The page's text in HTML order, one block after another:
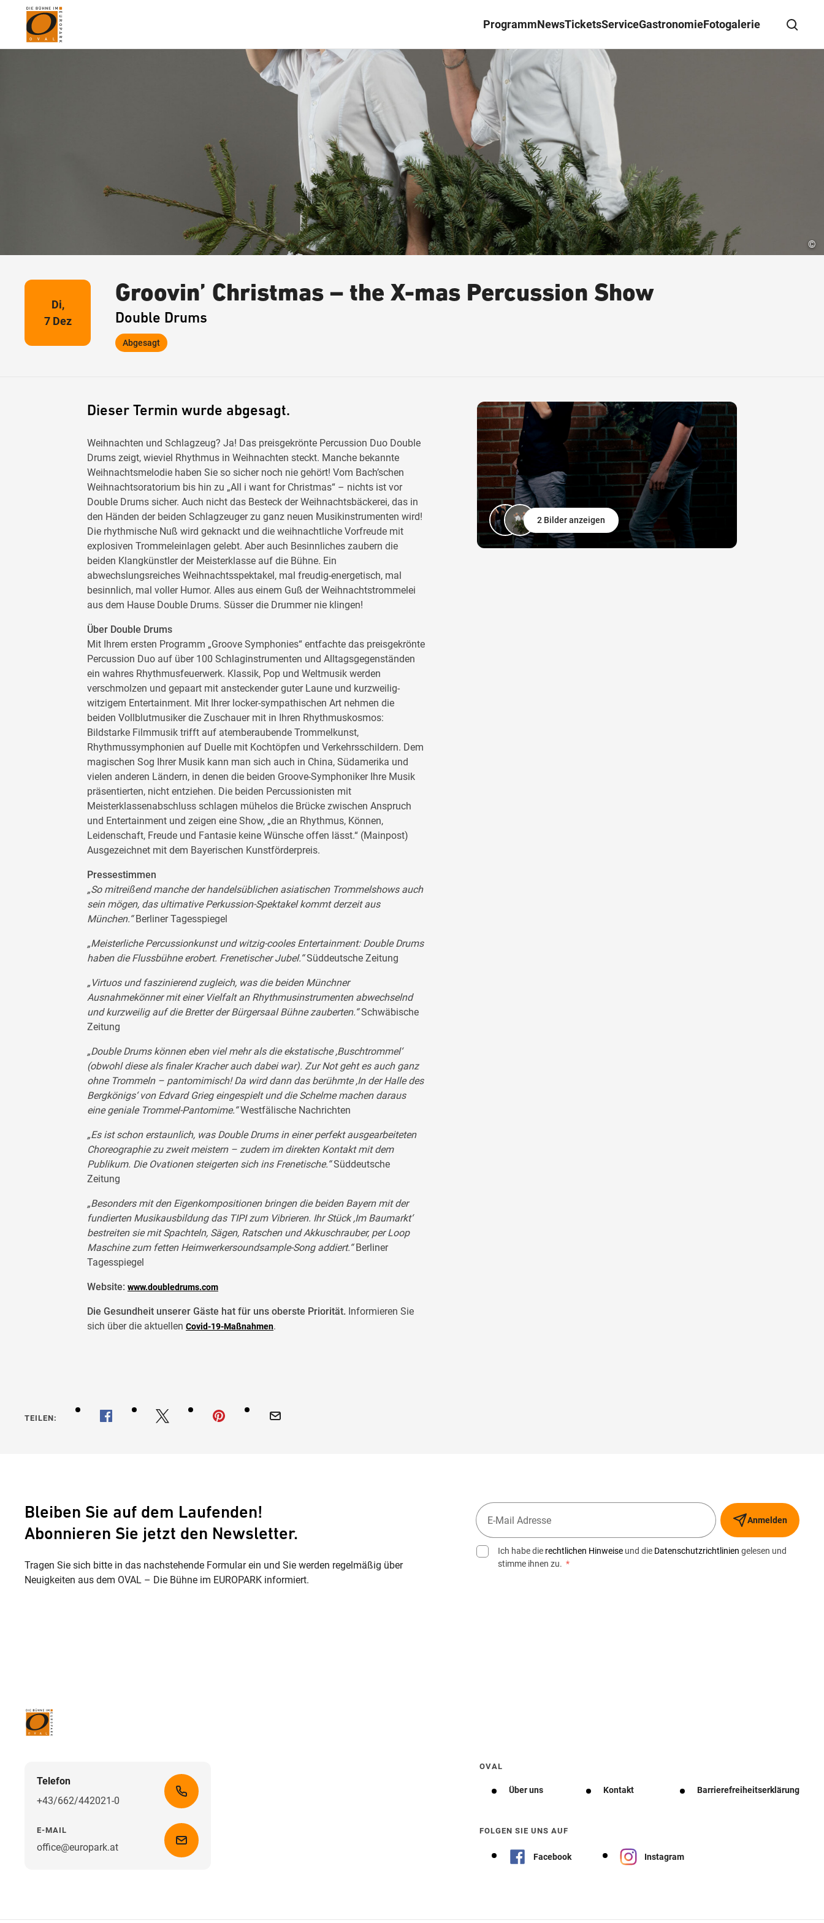
ProgrammNewsTicketsServiceGastronomieFotogalerie
Suche schließen
©
Di,
7 Dez
Groovin’ Christmas – the X-mas Percussion Show
Double Drums
Abgesagt
Dieser Termin wurde abgesagt.
Weihnachten und Schlagzeug? Ja! Das preisgekrönte Percussion Duo Double
Drums zeigt, wieviel Rhythmus in Weihnachten steckt. Manche bekannte
Weihnachtsmelodie haben Sie so sicher noch nie gehört! Vom Bach’schen
Weihnachtsoratorium bis hin zu „All i want for Christmas“ – nichts ist vor
Double Drums sicher. Auch nicht das Besteck der Weihnachtsbäckerei, das in
den Händen der beiden Schlagzeuger zu ganz neuen Musikinstrumenten wird!
Die rhythmische Nuß wird geknackt und die weihnachtliche Vorfreude mit
explosiven Trommeleinlagen gelebt. Aber auch Besinnliches zaubern die
beiden Klangkünstler der Meisterklasse auf die Bühne. Ein
abwechslungsreiches Weihnachtsspektakel, mal freudig-energetisch, mal
besinnlich, mal voller Humor. Alles aus einem Guß der Weihnachtstrommelei
aus dem Hause Double Drums. Süsser die Drummer nie klingen!
Über Double Drums
Mit Ihrem ersten Programm „Groove Symphonies“ entfachte das preisgekrönte
Percussion Duo auf über 100 Schlaginstrumenten und Alltagsgegenständen
ein wahres Rhythmusfeuerwerk. Klassik, Pop und Weltmusik werden
verschmolzen und gepaart mit ansteckender guter Laune und kurzweilig-
witzigem Entertainment. Mit Ihrer locker-sympathischen Art nehmen die
beiden Vollblutmusiker die Zuschauer mit in Ihren Rhythmuskosmos:
Bildstarke Filmmusik trifft auf atemberaubende Trommelkunst,
Rhythmussymphonien auf Duelle mit Kochtöpfen und Verkehrsschildern. Dem
magischen Sog Ihrer Musik kann man sich auch in China, Südamerika und
vielen anderen Ländern, in denen die beiden Groove-Symphoniker Ihre Musik
präsentierten, nicht entziehen. Die beiden Percussionisten mit
Meisterklassenabschluss schlagen mühelos die Brücke zwischen Anspruch
und Entertainment und zeigen eine Show, „die an Rhythmus, Können,
Leidenschaft, Freude und Fantasie keine Wünsche offen lässt.“ (Mainpost)
Ausgezeichnet mit dem Bayerischen Kunstförderpreis.
Pressestimmen
„So mitreißend manche der handelsüblichen asiatischen Trommelshows auch
sein mögen, das ultimative Perkussion-Spektakel kommt derzeit aus
München.“Berliner Tagesspiegel
„Meisterliche Percussionkunst und witzig-cooles Entertainment: Double Drums
haben die Flussbühne erobert. Frenetischer Jubel.“Süddeutsche Zeitung
„Virtuos und faszinierend zugleich, was die beiden Münchner
Ausnahmekönner mit einer Vielfalt an Rhythmusinstrumenten abwechselnd
und kurzweilig auf die Bretter der Bürgersaal Bühne zauberten.“Schwäbische
Zeitung
„Double Drums können eben viel mehr als die ekstatische ,Buschtrommel‘
(obwohl diese als finaler Kracher auch dabei war). Zur Not geht es auch ganz
ohne Trommeln – pantomimisch! Da wird dann das berühmte ,In der Halle des
Bergkönigs‘ von Edvard Grieg eingespielt und die Schelme machen daraus
eine geniale Trommel-Pantomime.“Westfälische Nachrichten
„Es ist schon erstaunlich, was Double Drums in einer perfekt ausgearbeiteten
Choreographie zu zweit meistern – zudem im direkten Kontakt mit dem
Publikum. Die Ovationen steigerten sich ins Frenetische.“Süddeutsche
Zeitung
„Besonders mit den Eigenkompositionen bringen die beiden Bayern mit der
fundierten Musikausbildung das TIPI zum Vibrieren. Ihr Stück ,Im Baumarkt‘
bestreiten sie mit Spachteln, Sägen, Ratschen und Akkuschrauber, per Loop
Maschine zum fetten Heimwerkersoundsample-Song addiert.“Berliner
Tagesspiegel
Website: www.doubledrums.com
Die Gesundheit unserer Gäste hat für uns oberste Priorität. Informieren Sie
sich über die aktuellen Covid-19-Maßnahmen.
2 Bilder anzeigen
TEILEN:
Bleiben Sie auf dem Laufenden!
Abonnieren Sie jetzt den Newsletter.
Tragen Sie sich bitte in das nachstehende Formular ein und Sie werden regelmäßig über
Neuigkeiten aus dem OVAL – Die Bühne im EUROPARK informiert.
Anmelden
Ich habe die rechtlichen Hinweise und die Datenschutzrichtlinien gelesen und
stimme ihnen zu. *
Telefon
+43/662/442021-0
E-MAIL
office@europark.at
OVAL
Über uns Kontakt Barrierefreiheitserklärung
FOLGEN SIE UNS AUF
Facebook Instagram